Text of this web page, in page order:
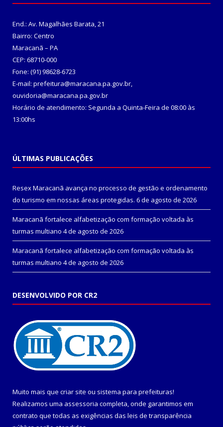
End.: Av. Magalhães Barata, 21
Bairro: Centro
Maracanã – PA
CEP: 68710-000
Fone: (91) 98628-6723
E-mail: prefeitura@maracana.pa.gov.br,
ouvidoria@maracana.pa.gov.br
Horário de atendimento: Segunda a Quinta-Feira de 08:00 às
13:00hs
ÚLTIMAS PUBLICAÇÕES
Resex Maracanã avança no processo de gestão e ordenamento
do turismo em nossas áreas protegidas. 6 de agosto de 2026
Maracanã fortalece alfabetização com formação voltada às
turmas multiano 4 de agosto de 2026
Maracanã fortalece alfabetização com formação voltada às
turmas multiano 4 de agosto de 2026
DESENVOLVIDO POR CR2
Muito mais que criar site ou sistema para prefeituras!
Realizamos uma assessoria completa, onde garantimos em
contrato que todas as exigências das leis de transparência